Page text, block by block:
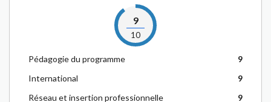
9
10
Pédagogie du programme
9
International
9
Réseau et insertion professionnelle
9